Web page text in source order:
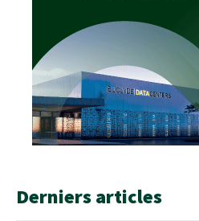
Derniers articles